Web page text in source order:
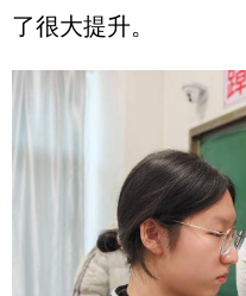
了很大提升。